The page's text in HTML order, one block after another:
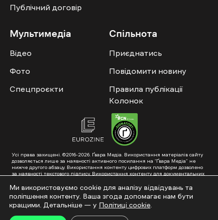
Публічний договір
Мультимедіа
Відео
Фото
Спецпроєкти
Спільнота
Приєднатись
Повідомити новину
Правила публікації
Колонок
Усі права захищені. ©2016-2026. Ґвара Медіа. Використання матеріалів сайту
дозволяється лише за наявності активного посилання на “Ґвара Медіа” не
нижче другого абзацу. Використання контенту цифрових платформ дозволено
за наявності текстового підпису. Використання контенту для документальних
схвалення від редакції.
Суб’єкт у сфері онлайн-медіа; ідентифікатор медіа – R40-01353. Поштова
адреса: ГО «Ґвара Медіа», 61057, Харків, вул. Гоголя, 14, абонентська скринька
№7400
Ми використовуємо cookie для аналізу відвідувань та
поліпшення контенту. Ваша згода допомагає нам бути
кращими. Детальніше — у Політиці cookie